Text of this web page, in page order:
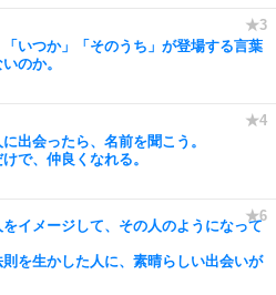
いつか」「そのうち」が登場する言葉
のか。
出会ったら、名前を聞こう。
で、仲良くなれる。
イメージして、その人のようになって
を生かした人に、素晴らしい出会いが